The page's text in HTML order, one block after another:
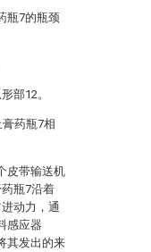
瓶7的瓶颈
部12。
药瓶7相
皮带输送机
瓶7沿着
动力，通
感应器
其发出的来